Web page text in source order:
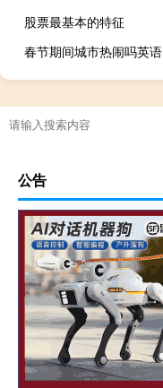
股票最基本的特征
春节期间城市热闹吗英语
公告